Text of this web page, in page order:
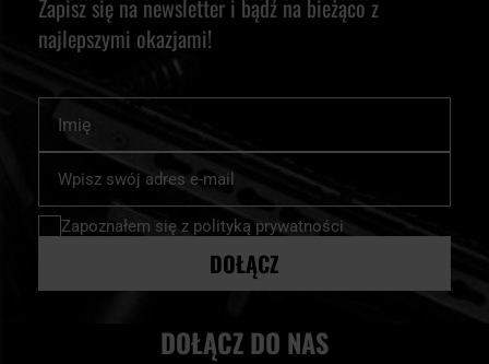
Zapisz się na newsletter i bądź na bieżąco z
najlepszymi okazjami!
nasz
newsletter:
Zapoznałem się z polityką prywatności
DOŁĄCZ
DOŁĄCZ DO NAS